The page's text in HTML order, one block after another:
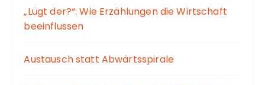
„Lügt der?“: Wie Erzählungen die Wirtschaft
beeinflussen
Austausch statt Abwärtsspirale